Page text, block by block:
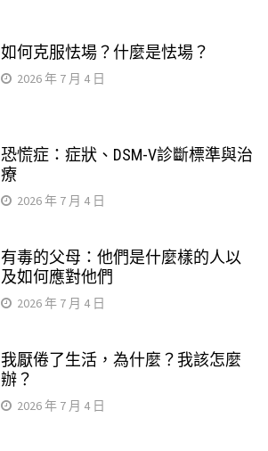
如何克服怯場？什麼是怯場？
2026 年 7 月 4 日
恐慌症：症狀、DSM-V診斷標準與治
療
2026 年 7 月 4 日
有毒的父母：他們是什麼樣的人以
及如何應對他們
2026 年 7 月 4 日
我厭倦了生活，為什麼？我該怎麼
辦？
2026 年 7 月 4 日